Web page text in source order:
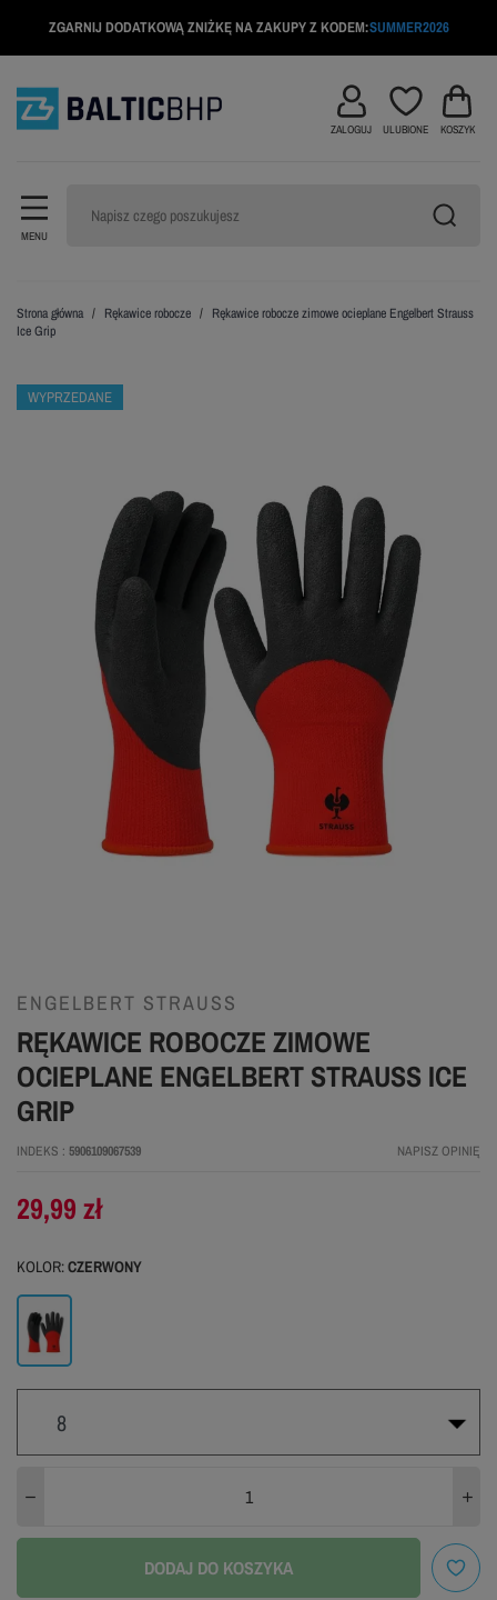
ZGARNIJ DODATKOWĄ ZNIŻKĘ NA ZAKUPY Z KODEM:SUMMER2026
MENU
ZALOGUJ ULUBIONE KOSZYK
Strona główna Rękawice robocze
Rękawice robocze zimowe ocieplane Engelbert Strauss
Ice Grip
WYPRZEDANE
ENGELBERT STRAUSS
RĘKAWICE ROBOCZE ZIMOWE
OCIEPLANE ENGELBERT STRAUSS ICE
GRIP
INDEKS 5906109067539 NAPISZ OPINIĘ
29,99 zł
KOLOR:CZERWONY
Czerwony
8
9
DODAJ DO KOSZYKA